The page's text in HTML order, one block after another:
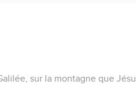
sur la montagne que